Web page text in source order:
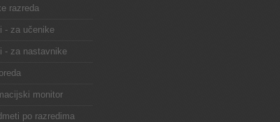
razreda
- za učenike
- za nastavnike
monitor
po razredima